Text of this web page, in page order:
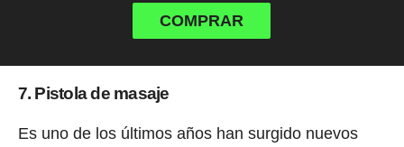
COMPRAR
7. Pistola de masaje
Es uno de los últimos años han surgido nuevos